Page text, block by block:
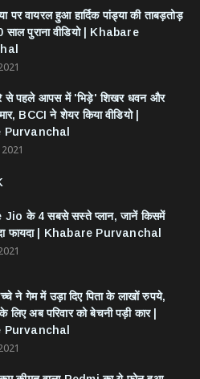
पर वायरल हुआ हार्दिक पांड्या की ताबड़तोड़
साल पुराना वीडियो | Khabare
से पहले आपस में 'भिड़े' शिखर धवन और
BCCI ने शेयर किया वीडियो |
Purvanchal
के 4 सबसे सस्ते प्लान, जानें किसमें
फायदा | Khabare Purvanchal
ने गेम में उड़ा दिए पिता के लाखों रुपये,
लिए अब परिवार को बेचनी पड़ी कार |
Purvanchal